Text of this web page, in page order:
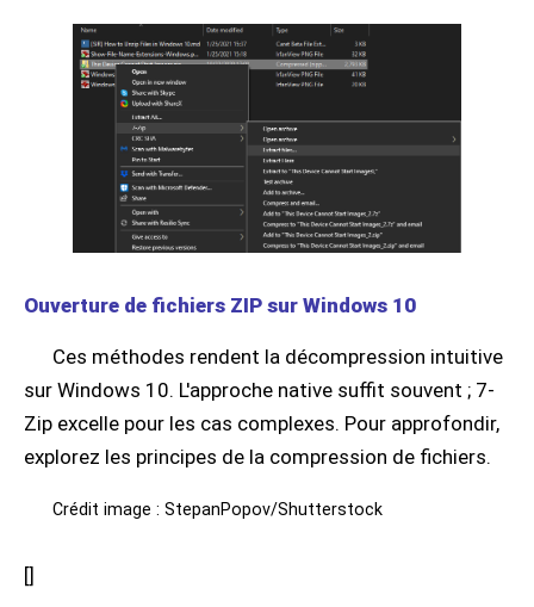
Ouverture de fichiers ZIP sur Windows 10
Ces méthodes rendent la décompression intuitive
sur Windows 10. L'approche native suffit souvent ; 7-
Zip excelle pour les cas complexes. Pour approfondir,
explorez les principes de la compression de fichiers.
Crédit image : StepanPopov/Shutterstock
[]